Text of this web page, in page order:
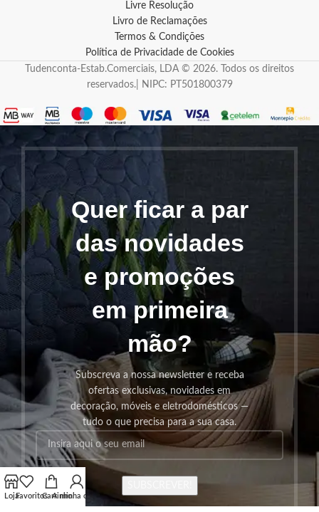
Livre Resolução
Livro de Reclamações
Termos & Condições
Política de Privacidade de Cookies
Tudenconta-Estab.Comerciais, LDA © 2026. Todos os direitos
reservados.| NIPC: PT501800379
Quer ficar a par
das novidades
e promoções
em primeira
mão?
Subscreva a nossa newsletter e receba
ofertas exclusivas, novidades em
decoração, móveis e eletrodomésticos —
tudo o que precisa para a sua casa.
LojaFavoritosCarrinho
A minha conta